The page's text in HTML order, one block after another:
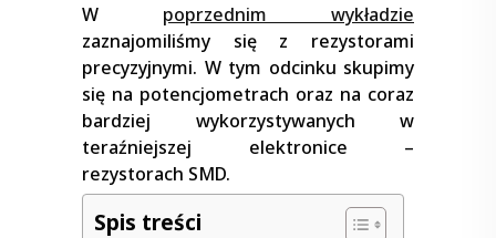
W poprzednim wykładzie
zaznajomiliśmy się z rezystorami
precyzyjnymi. W tym odcinku skupimy
się na potencjometrach oraz na coraz
bardziej wykorzystywanych w
teraźniejszej elektronice –
rezystorach SMD.
Spis treści